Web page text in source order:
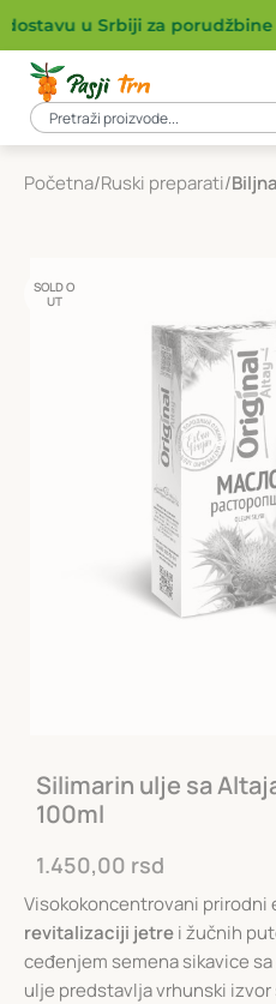
u Srbiji za porudžbine
Početna Ruski preparati
SOLD O
UT
Silimarin ulje sa
100ml
1.450,00 rsd
Visokokoncentrovani prirodni
revitalizaciji jetrei žučnih
ceđenjem semena sikavice
ulje predstavlja vrhunski